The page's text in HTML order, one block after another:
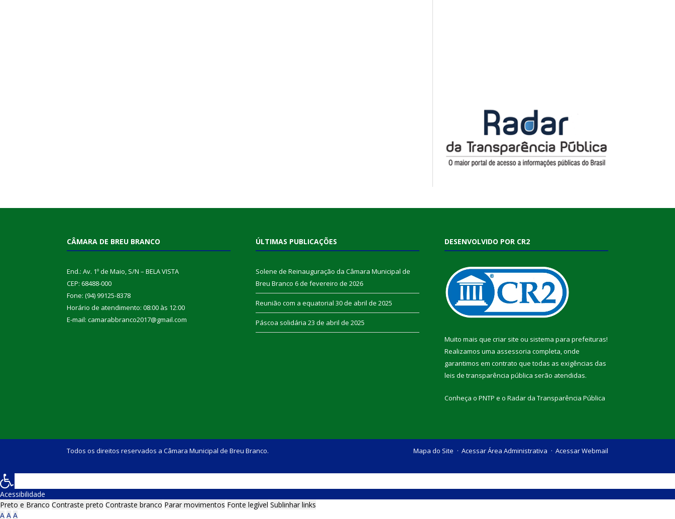
CÂMARA DE BREU BRANCO
End.: Av. 1º de Maio, S/N – BELA VISTA
CEP: 68488-000
Fone: (94) 99125-8378
Horário de atendimento: 08:00 às 12:00
E-mail: camarabbranco2017@gmail.com
ÚLTIMAS PUBLICAÇÕES
Solene de Reinauguração da Câmara Municipal de
Breu Branco 6 de fevereiro de 2026
Reunião com a equatorial 30 de abril de 2025
Páscoa solidária 23 de abril de 2025
DESENVOLVIDO POR CR2
Muito mais que criar site ou sistema para prefeituras!
Realizamos uma assessoria completa, onde
garantimos em contrato que todas as exigências das
leis de transparência pública serão atendidas.
Conheça o PNTP e o Radar da Transparência Pública
Todos os direitos reservados a Câmara Municipal de Breu Branco. Mapa do Site Acessar Área Administrativa Acessar Webmail
Acessibilidade
Preto e Branco Contraste preto Contraste branco Parar movimentos Fonte legível Sublinhar links
A A A